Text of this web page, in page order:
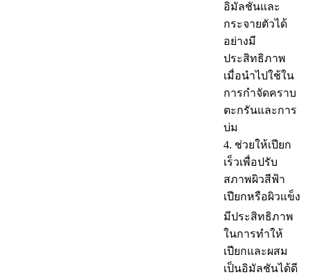
อิมัลชันและ
กระจายตัวได้
อย่างมี
ประสิทธิภาพ
เมื่อนำไปใช้ใน
การกำจัดคราบ
ตะกรันและการ
บ่ม
4. ช่วยให้เปียก
เร็วเพื่อปรับ
สภาพผิวสีฟ้า
เปียกหรือผิวแข็ง
มีประสิทธิภาพ
ในการทำให้
เปียกและผสม
เป็นอิมัลชันได้ดี